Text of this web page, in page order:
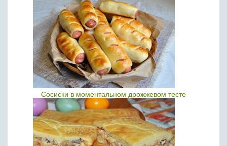
Сосиски в моментальном дрожжевом тесте